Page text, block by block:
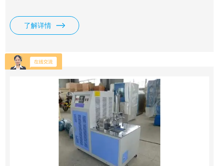
定、温度和低温性能的优劣。
了解详情